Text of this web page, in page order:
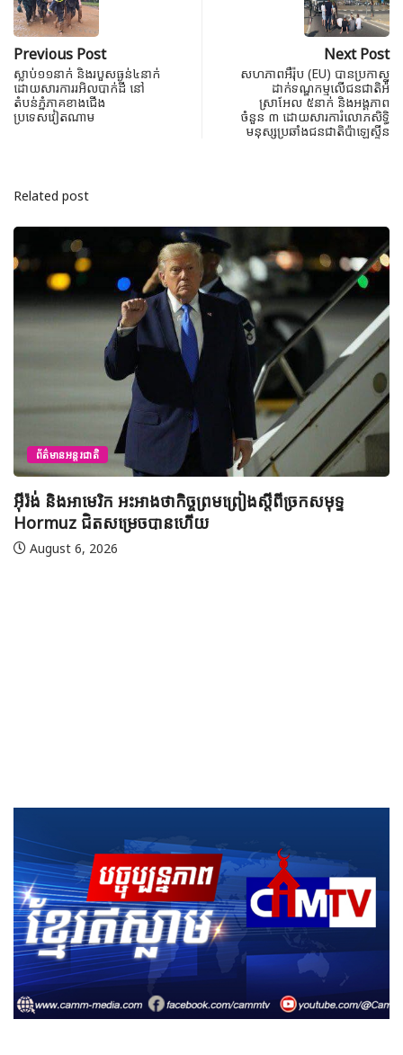
Previous Post
ស្លាប់១១នាក់ និងរបួសធ្ងន់៤នាក់
ដោយសារការរអិលបាក់ដី នៅ
តំបន់ភ្នំភាគខាងជើង
ប្រទេសវៀតណាម
Next Post
សហភាពអឺរ៉ុប (EU) បានប្រកាស
ដាក់ទណ្ឌកម្មលើជនជាតិអ៉ី
ស្រាអែល ៥នាក់ និងអង្គភាព
ចំនួន ៣ ដោយសារការំលោភសិទ្ធិ
មនុស្សប្រឆាំងជនជាតិប៉ាឡេស្ទីន
Related post
ព័ត៌មានជាតិ
យុវសិស្សកម្ពុជា២រូបចូលរួមប្រឡងទន្ទេញគម្ពីរអាល់គូរអានច
មាត់លំដាប់ពិភពលោក លើកទី៤៦ នៅទីក្រុងម៉ាក់កះ ប្រទេស
អារ៉ាប៊ីសាអូឌីត
August 7, 2026